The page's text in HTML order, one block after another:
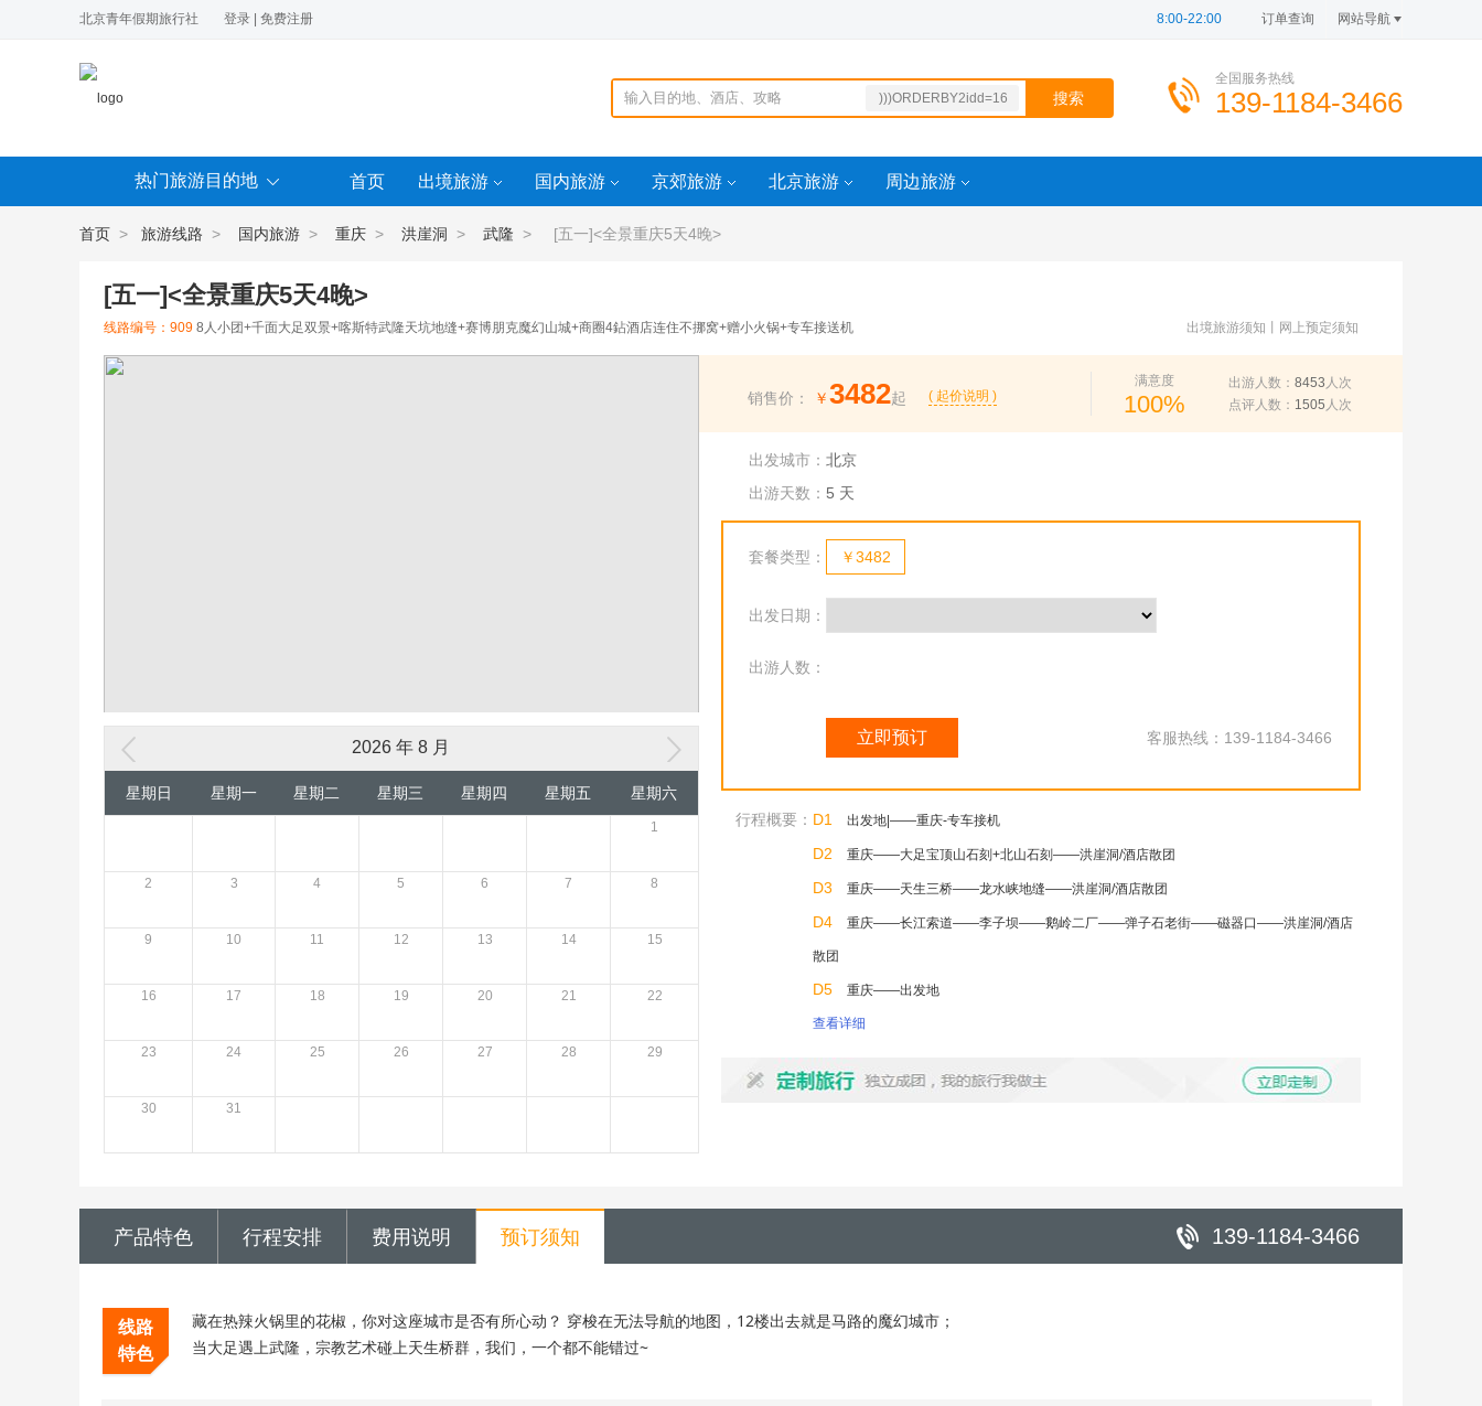
北京青年假期旅行社 登录 免费注册 8:00-22:00 订单查询 网站导航
)))ORDERBY2idd=16
VW ?Lidd=15930745
全国服务热线
139-1184-3466
热门旅游目的地 首页 出境旅游 国内旅游 京郊旅游 北京旅游 周边旅游
首页 > 旅游线路 > 国内旅游 > 重庆 > 洪崖洞 > 武隆 > [五一]<全景重庆5天4晚>
[五一]<全景重庆5天4晚>
线路编号：909 8人小团+千面大足双景+喀斯特武隆天坑地缝+赛博朋克魔幻山城+商圈4鉆酒店连住不挪窝+赠小火锅+专车接送机 出境旅游须知 网上预定须知
2026 年 8 月
星期日 星期一 星期二 星期三 星期四 星期五 星期六
1
2 3 4 5 6 7 8
9 10 11 12 13 14 15
16 17 18 19 20 21 22
23 24 25 26 27 28 29
30 31
销售价： ￥3482起 ( 起价说明 )
满意度
100%
出游人数： 8453 人次
点评人数： 1505 人次
出发城市： 北京
出游天数： 5 天
套餐类型： ￥3482
出发日期：
出游人数：
立即预订 客服热线：139-1184-3466
行程概要： D1 出发地|——重庆-专车接机
D2 重庆——大足宝顶山石刻+北山石刻——洪崖洞/酒店散团
D3 重庆——天生三桥——龙水峡地缝——洪崖洞/酒店散团
D4 重庆——长江索道——李子坝——鹅岭二厂——弹子石老街——磁器口——洪崖洞/酒店
散团
D5 重庆——出发地
查看详细
产品特色 行程安排 费用说明 预订须知 139-1184-3466
线路
特色
藏在热辣火锅里的花椒，你对这座城市是否有所心动？ 穿梭在无法导航的地图，12楼出去就是马路的魔幻城市；
当大足遇上武隆，宗教艺术碰上天生桥群，我们，一个都不能错过~